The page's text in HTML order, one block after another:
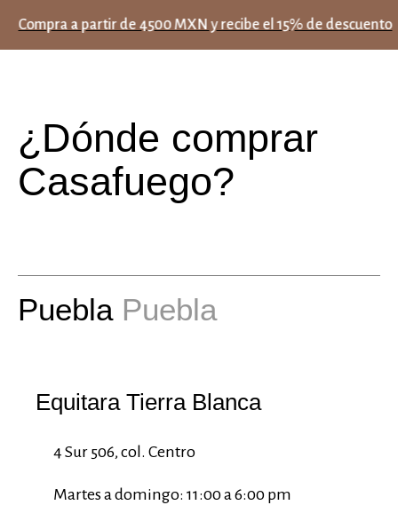
Compra a partir de 4500 MXN y recibe el 15% de descuento
¿Dónde comprar
Casafuego?
PueblaPuebla
Equitara Tierra Blanca
4 Sur 506, col. Centro
Martes a domingo: 11:00 a 6:00 pm